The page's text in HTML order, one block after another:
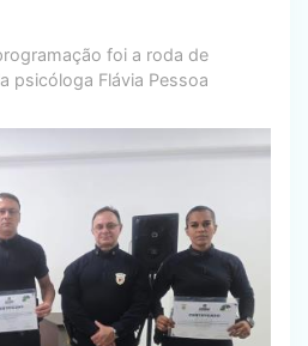
foi a roda de
psicóloga Flávia Pessoa